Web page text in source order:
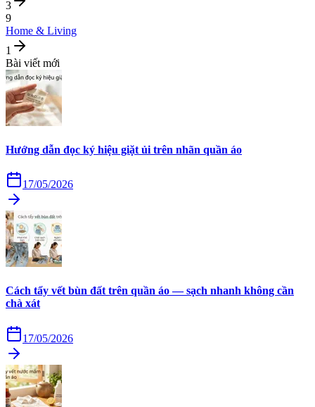
3
9
Home & Living
1
Bài viết mới
Hướng dẫn đọc ký hiệu giặt ủi trên nhãn quần áo
17/05/2026
Cách tẩy vết bùn đất trên quần áo — sạch nhanh không cần
chà xát
17/05/2026